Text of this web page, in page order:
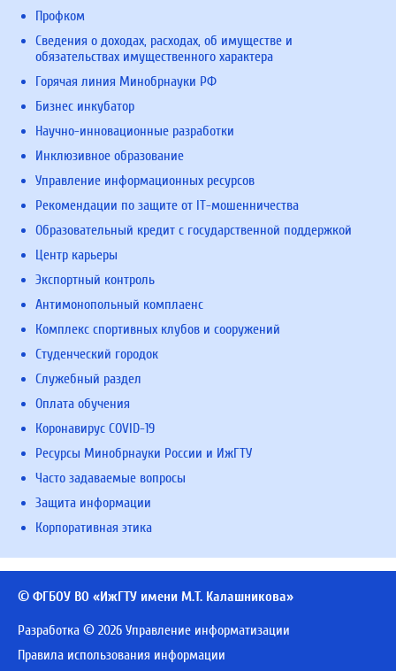
Профком
Сведения о доходах, расходах, об имуществе и
обязательствах имущественного характера
Горячая линия Минобрнауки РФ
Бизнес инкубатор
Научно-инновационные разработки
Инклюзивное образование
Управление информационных ресурсов
Рекомендации по защите от IT-мошенничества
Образовательный кредит с государственной поддержкой
Центр карьеры
Экспортный контроль
Антимонопольный комплаенс
Комплекс спортивных клубов и сооружений
Студенческий городок
Служебный раздел
Оплата обучения
Коронавирус COVID-19
Ресурсы Минобрнауки России и ИжГТУ
Часто задаваемые вопросы
Защита информации
Корпоративная этика
© ФГБОУ ВО «ИжГТУ имени М.Т. Калашникова»
Разработка © 2026 Управление информатизации
Правила использования информации